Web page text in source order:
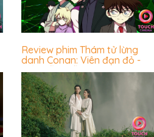
Review phim Thám tử lừng
danh Conan: Viên đạn đỏ -
Hấp dẫn miễn chê